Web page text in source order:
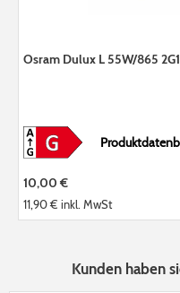
Osram Dulux L 55W/865
10,00 €
11,90 € inkl. MwSt
Kunden haben